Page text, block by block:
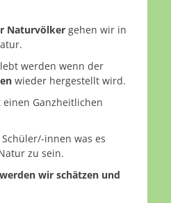
Naturvölker gehen wir in
werden wenn der
wieder hergestellt wird.
Ganzheitlichen
innen was es
zu sein.
wir schätzen und